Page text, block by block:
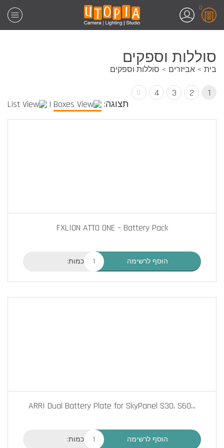
0
סוללות וספקים
בית אביזרים סוללות וספקים
1
2
3
4
תצוגה:
|
FXLION ATTO ONE – Battery Pack
כמות: הוסף לרשימה
ARRI Dual Battery Plate for SkyPanel S30, S60...
כמות: הוסף לרשימה